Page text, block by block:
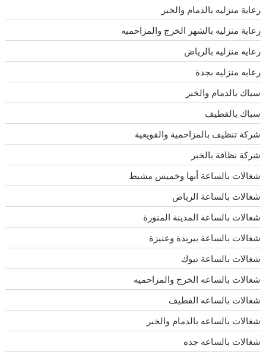
رعاية منزليه بالدمام والخبر
رعاية منزليه بالشهر الخرج والمزاحميه
رعايه منزليه بالرياض
رعايه منزليه بجدة
سباك بالدمام والخبر
سباك بالقطيف
شركة تنظيف بالمزاحمية والقويعية
شركة نظافة بالخبر
شغالات بالساعة أبها وخميس مشيط
شغالات بالساعة الرياض
شغالات بالساعة المدينة المنورة
شغالات بالساعة ببريدة وعنيزة
شغالات بالساعة تبوك
شغالات بالساعه الخرج والمزاحميه
شغالات بالساعه القطيف
شغالات بالساعه بالدمام والخبر
شغالات بالساعه جده